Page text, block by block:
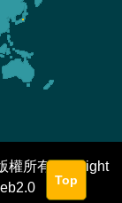
權所有 All Right
Top